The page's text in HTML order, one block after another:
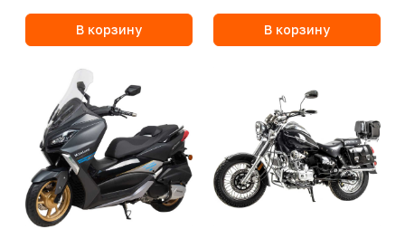
В корзину В корзину